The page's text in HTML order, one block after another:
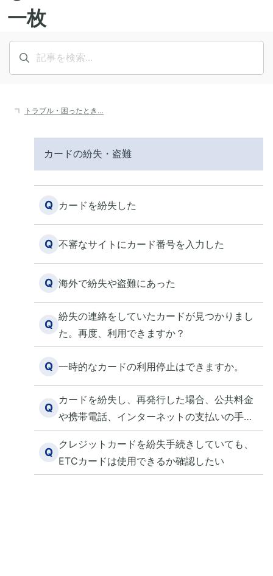
トラブル・困ったとき…
カードの紛失・盗難
Q カードを紛失した
Q 不審なサイトにカード番号を入力した
Q 海外で紛失や盗難にあった
Q
紛失の連絡をしていたカードが見つかりまし
た。再度、利用できますか？
Q 一時的なカードの利用停止はできますか。
Q
カードを紛失し、再発行した場合、公共料金
や携帯電話、インターネットの支払いの手続
きは必要ですか？
Q
クレジットカードを紛失手続きしていても、
ETCカードは使用できるか確認したい